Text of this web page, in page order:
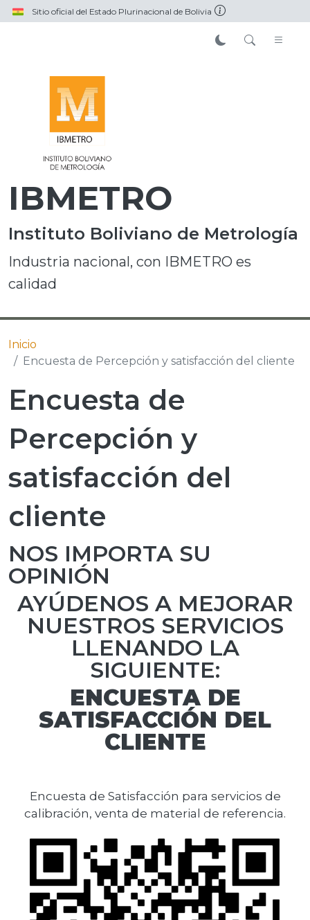
Pasar al contenido principal
Sitio oficial del Estado Plurinacional de Bolivia
IBMETRO
Instituto Boliviano de Metrología
Industria nacional, con IBMETRO es
calidad
Inicio
Encuesta de Percepción y satisfacción del cliente
Encuesta de
Percepción y
satisfacción del
cliente
NOS IMPORTA SU
OPINIÓN
AYÚDENOS A MEJORAR
NUESTROS SERVICIOS
LLENANDO LA
SIGUIENTE:
ENCUESTA DE
SATISFACCIÓN DEL
CLIENTE
Encuesta de Satisfacción para servicios de
calibración, venta de material de referencia.